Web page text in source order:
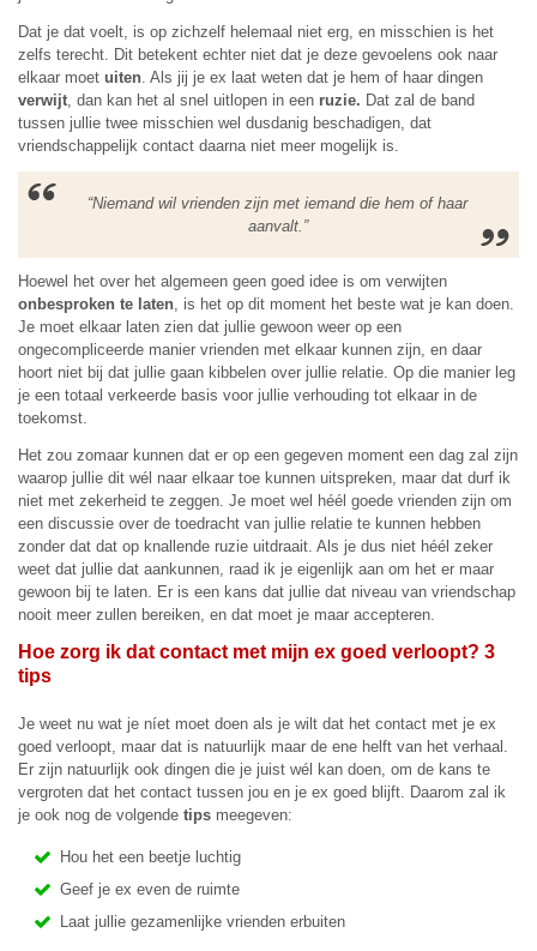
Dat je dat voelt, is op zichzelf helemaal niet erg, en misschien is het
zelfs terecht. Dit betekent echter niet dat je deze gevoelens ook naar
elkaar moet uiten. Als jij je ex laat weten dat je hem of haar dingen
verwijt, dan kan het al snel uitlopen in een ruzie. Dat zal de band
tussen jullie twee misschien wel dusdanig beschadigen, dat
vriendschappelijk contact daarna niet meer mogelijk is.
“Niemand wil vrienden zijn met iemand die hem of haar
aanvalt.”
Hoewel het over het algemeen geen goed idee is om verwijten
onbesproken te laten, is het op dit moment het beste wat je kan doen.
Je moet elkaar laten zien dat jullie gewoon weer op een
ongecompliceerde manier vrienden met elkaar kunnen zijn, en daar
hoort niet bij dat jullie gaan kibbelen over jullie relatie. Op die manier leg
je een totaal verkeerde basis voor jullie verhouding tot elkaar in de
toekomst.
Het zou zomaar kunnen dat er op een gegeven moment een dag zal zijn
waarop jullie dit wél naar elkaar toe kunnen uitspreken, maar dat durf ik
niet met zekerheid te zeggen. Je moet wel héél goede vrienden zijn om
een discussie over de toedracht van jullie relatie te kunnen hebben
zonder dat dat op knallende ruzie uitdraait. Als je dus niet héél zeker
weet dat jullie dat aankunnen, raad ik je eigenlijk aan om het er maar
gewoon bij te laten. Er is een kans dat jullie dat niveau van vriendschap
nooit meer zullen bereiken, en dat moet je maar accepteren.
Hoe zorg ik dat contact met mijn ex goed verloopt? 3
tips
Je weet nu wat je níet moet doen als je wilt dat het contact met je ex
goed verloopt, maar dat is natuurlijk maar de ene helft van het verhaal.
Er zijn natuurlijk ook dingen die je juist wél kan doen, om de kans te
vergroten dat het contact tussen jou en je ex goed blijft. Daarom zal ik
je ook nog de volgende tips meegeven:
Hou het een beetje luchtig
Geef je ex even de ruimte
Laat jullie gezamenlijke vrienden erbuiten